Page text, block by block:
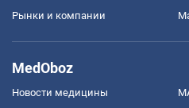
Рынки и компании
MedOboz
Новости медицины